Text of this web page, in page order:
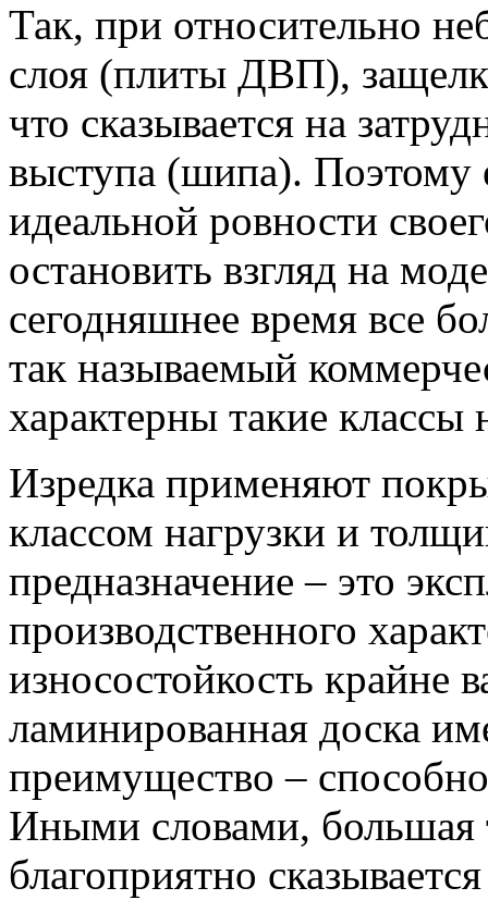
Так, при относительно
слоя (плиты ДВП),
что сказывается на
выступа (шипа). Поэтому
идеальной ровности
остановить взгляд на
сегодняшнее время все
так называемый
характерны такие классы
Изредка применяют
классом нагрузки и
предназначение – это
производственного
износостойкость крайне
ламинированная доска
преимущество –
Иными словами,
благоприятно